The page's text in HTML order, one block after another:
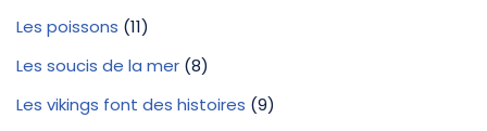
Les poissons (11)
Les soucis de la mer (8)
Les vikings font des histoires (9)